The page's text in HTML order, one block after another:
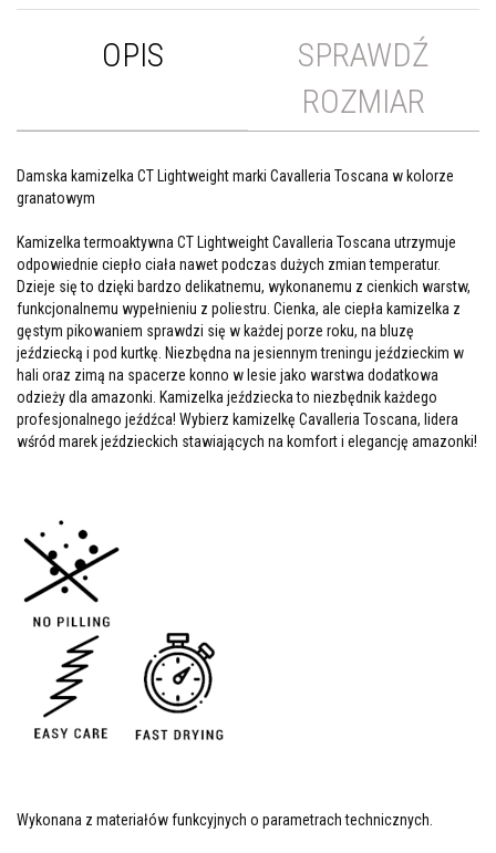
OPIS
SPRAWDŹ
ROZMIAR
Damska kamizelka CT Lightweight marki Cavalleria Toscana w kolorze
granatowym
Kamizelka termoaktywna CT Lightweight Cavalleria Toscana utrzymuje
odpowiednie ciepło ciała nawet podczas dużych zmian temperatur.
Dzieje się to dzięki bardzo delikatnemu, wykonanemu z cienkich warstw,
funkcjonalnemu wypełnieniu z poliestru. Cienka, ale ciepła kamizelka z
gęstym pikowaniem sprawdzi się w każdej porze roku, na bluzę
jeździecką i pod kurtkę. Niezbędna na jesiennym treningu jeździeckim w
hali oraz zimą na spacerze konno w lesie jako warstwa dodatkowa
odzieży dla amazonki. Kamizelka jeździecka to niezbędnik każdego
profesjonalnego jeźdźca! Wybierz kamizelkę Cavalleria Toscana, lidera
wśród marek jeździeckich stawiających na komfort i elegancję amazonki!
Wykonana z materiałów funkcyjnych o parametrach technicznych.